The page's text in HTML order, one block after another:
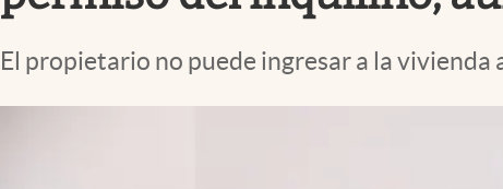
El propietario no puede ingresar a la